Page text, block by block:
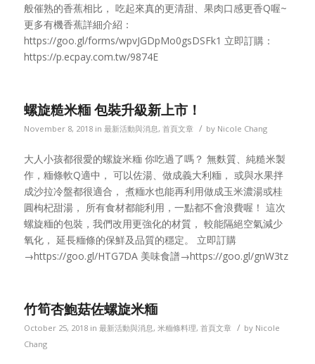
般催熟的香蕉相比， 吃起來真的更清甜、果肉口感更香Q喔~
更多有機香蕉詳細介紹：
https://goo.gl/forms/wpvJGDpMo0gsDSFk1 立即訂購：
https://p.ecpay.com.tw/9874E
螺旋糙米糆 包裝升級新上市！
November 8, 2018 in 最新活動與消息 , 首頁文章 / by Nicole Chang
大人小孩都很愛的螺旋米糆 你吃過了嗎？ 無麩質、純糙米製
作，糆條軟Q適中， 可以佐湯、做成義大利糆， 或與水果拌
成沙拉冷盤都很適合， 煮糆水也能再利用做成玉米濃湯或桂
圓枸杞甜湯， 所有食材都能利用，一點都不會浪費喔！ 這次
螺旋糆的包裝，我們改用更強化的材質， 較能隔絕空氣減少
氧化， 延長糆條的保鮮及品質的穩定。 立即訂購
→https://goo.gl/HTG7DA 美味食譜→https://goo.gl/gnW3tz
竹筍杏鮑菇佐螺旋米糆
October 25, 2018 in 最新活動與消息 , 米糆條料理, 首頁文章 / by Nicole
Chang